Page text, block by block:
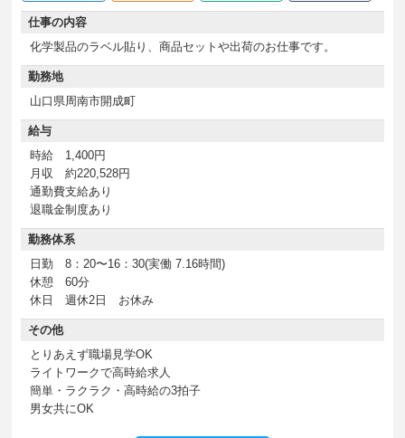
仕事の内容
化学製品のラベル貼り、商品セットや出荷のお仕事です。
勤務地
山口県周南市開成町
給与
時給 1,400円
月収 約220,528円
通勤費支給あり
退職金制度あり
勤務体系
日勤 8：20〜16：30(実働 7.16時間)
休憩 60分
休日 週休2日 お休み
その他
とりあえず職場見学OK
ライトワークで高時給求人
簡単・ラクラク・高時給の3拍子
男女共にOK